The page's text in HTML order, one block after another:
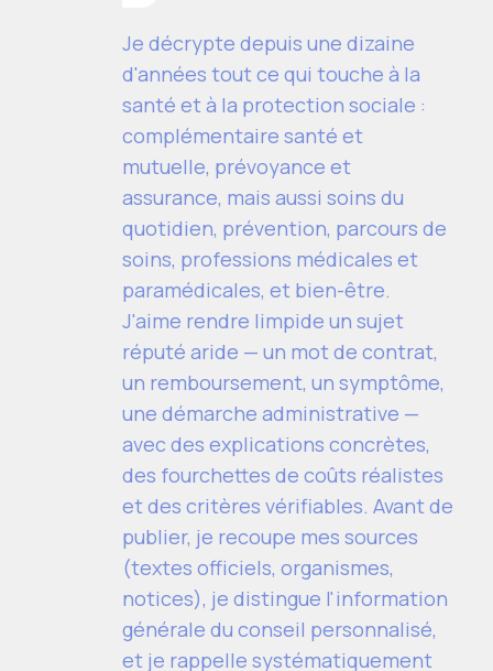
Je décrypte depuis une dizaine
d'années tout ce qui touche à la
santé et à la protection sociale :
complémentaire santé et
mutuelle, prévoyance et
assurance, mais aussi soins du
quotidien, prévention, parcours de
soins, professions médicales et
paramédicales, et bien-être.
J'aime rendre limpide un sujet
réputé aride — un mot de contrat,
un remboursement, un symptôme,
une démarche administrative —
avec des explications concrètes,
des fourchettes de coûts réalistes
et des critères vérifiables. Avant de
publier, je recoupe mes sources
(textes officiels, organismes,
notices), je distingue l'information
générale du conseil personnalisé,
et je rappelle systématiquement